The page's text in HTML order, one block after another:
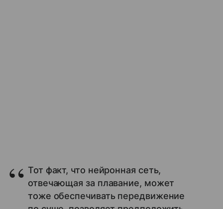
Тот факт, что нейронная сеть,
отвечающая за плавание, может
тоже обеспечивать передвижение